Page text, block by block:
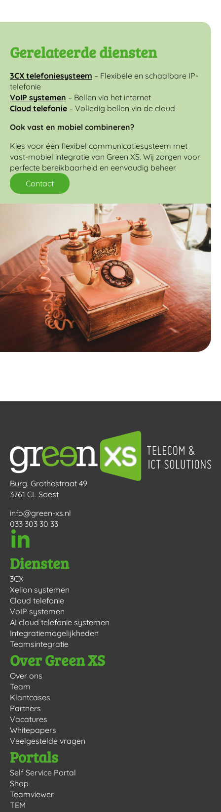
Gerelateerde diensten
3CX telefoniesysteem – Flexibele en schaalbare IP-
telefonie
VoIP systemen – Bellen via het internet
Cloud telefonie – Volledig bellen via de cloud
Ook vast en mobiel combineren?
Kies voor één flexibel communicatiesysteem met
vast-mobiel integratie van Green XS. Wij zorgen voor
perfecte bereikbaarheid en eenvoudig beheer.
Contact
Burg. Grothestraat 49
3761 CL Soest
info@green-xs.nl
033 303 30 33
Diensten
3CX
Xelion systemen
Cloud telefonie
VoIP systemen
AI cloud telefonie systemen
Integratiemogelijkheden
Teamsintegratie
Over Green XS
Over ons
Team
Klantcases
Partners
Vacatures
Whitepapers
Veelgestelde vragen
Portals
Self Service Portal
Shop
Teamviewer
TEM